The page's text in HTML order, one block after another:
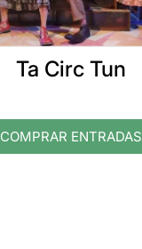
Ta Circ Tun
COMPRAR ENTRADAS